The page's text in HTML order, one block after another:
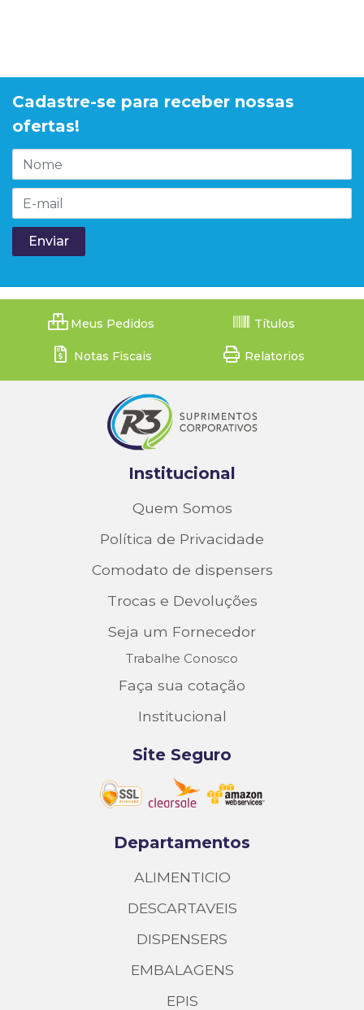
Cadastre-se para receber nossas
ofertas!
Meus Pedidos Títulos
Notas Fiscais Relatorios
Institucional
Quem Somos
Política de Privacidade
Comodato de dispensers
Trocas e Devoluções
Seja um Fornecedor
Trabalhe Conosco
Faça sua cotação
Institucional
Site Seguro
Departamentos
ALIMENTICIO
DESCARTAVEIS
DISPENSERS
EMBALAGENS
EPIS